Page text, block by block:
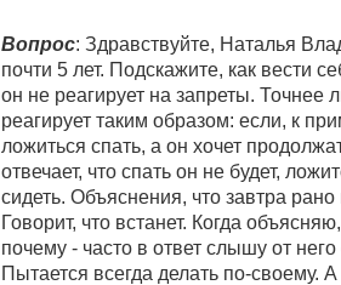
Вопрос: Здравствуйте, Наталья
почти 5 лет. Подскажите, как вести
он не реагирует на запреты. Точнее
реагирует таким образом: если, к
ложиться спать, а он хочет
отвечает, что спать он не будет,
сидеть. Объяснения, что завтра рано
Говорит, что встанет. Когда
почему - часто в ответ слышу от
Пытается всегда делать по-своему.